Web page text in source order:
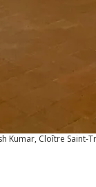
Kumar, Cloître Saint-